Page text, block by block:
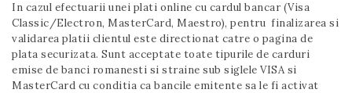
In cazul efectuarii unei plati online cu cardul bancar (Visa
Classic/Electron, MasterCard, Maestro), pentru finalizarea si
validarea platii clientul este directionat catre o pagina de
plata securizata. Sunt acceptate toate tipurile de carduri
emise de banci romanesti si straine sub siglele VISA si
MasterCard cu conditia ca bancile emitente sa le fi activat